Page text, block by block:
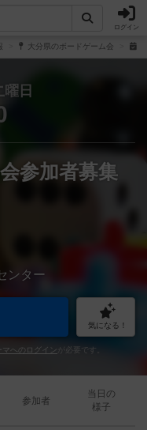
ログイン
大分県のボードゲーム会
曜日
参加者募集
ンター
気になる！
マへのログイン が必要です。
参加者
当日の
様子